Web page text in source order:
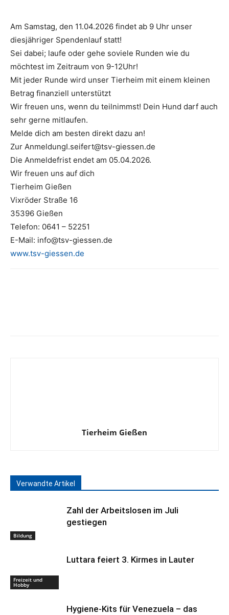
Am Samstag, den 11.04.2026 findet ab 9 Uhr unser
diesjähriger Spendenlauf statt!
Sei dabei; laufe oder gehe soviele Runden wie du
möchtest im Zeitraum von 9-12Uhr!
Mit jeder Runde wird unser Tierheim mit einem kleinen
Betrag finanziell unterstützt
Wir freuen uns, wenn du teilnimmst! Dein Hund darf auch
sehr gerne mitlaufen.
Melde dich am besten direkt dazu an!
Zur AnmeldungI.seifert@tsv-giessen.de
Die Anmeldefrist endet am 05.04.2026.
Wir freuen uns auf dich
Tierheim Gießen
Vixröder Straße 16
35396 Gießen
Telefon: 0641 – 52251
E-Mail: info@tsv-giessen.de
www.tsv-giessen.de
Tierheim Gießen
Verwandte Artikel
Bildung
Zahl der Arbeitslosen im Juli
gestiegen
Freizeit und
Hobby
Luttara feiert 3. Kirmes in Lauter
Hygiene-Kits für Venezuela – das